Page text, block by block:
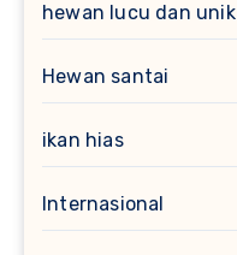
hewan lucu dan unik
Hewan santai
ikan hias
Internasional